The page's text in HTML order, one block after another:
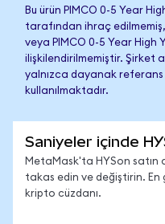
Bu ürün PIMCO 0-5 Year
tarafından ihraç
veya PIMCO 0-5 Year High
ilişkilendirilmemiştir. Şirket
yalnızca dayanak referans
kullanılmaktadır.
Saniyeler içinde
MetaMask'ta HYSon satın
takas edin ve değiştirin. En
kripto cüzdanı.